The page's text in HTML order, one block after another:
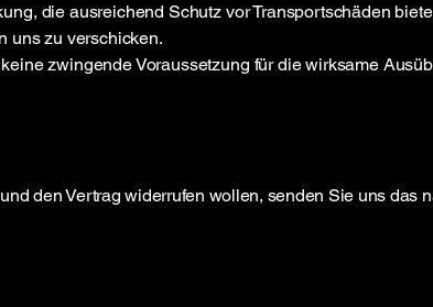
die ausreichend Schutz vor Transportschäden
uns zu verschicken.
zwingende Voraussetzung für die wirksame
den Vertrag widerrufen wollen, senden Sie uns das